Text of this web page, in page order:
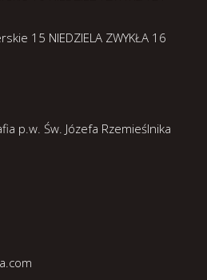
15 NIEDZIELA ZWYKŁA 16
p.w. Św. Józefa Rzemieślnika